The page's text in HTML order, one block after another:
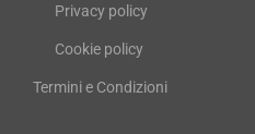
Privacy policy
Cookie policy
Termini e Condizioni